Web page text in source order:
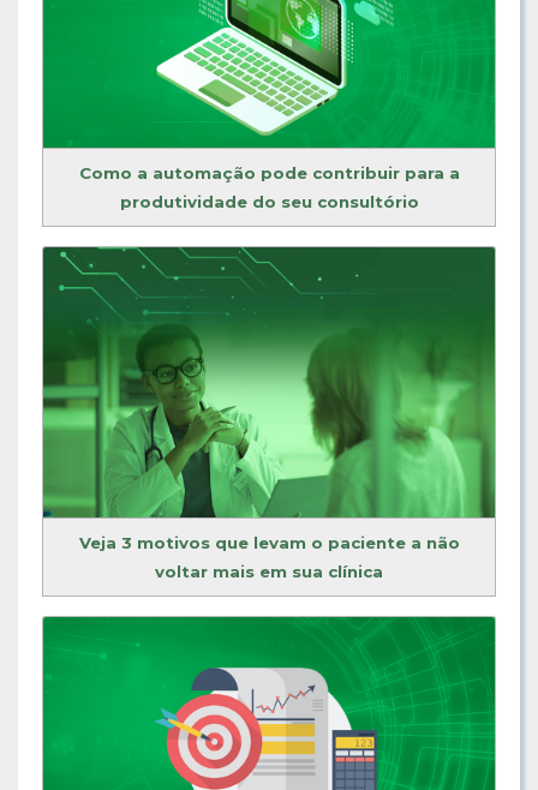
Como a automação pode contribuir para a
produtividade do seu consultório
Veja 3 motivos que levam o paciente a não
voltar mais em sua clínica